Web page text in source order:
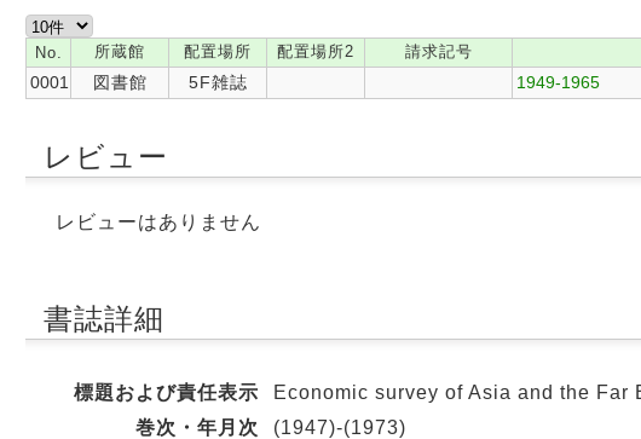
No. 所蔵館 配置場所 配置場所2 請求記号
0001 図書館 5F雑誌 1949-1965
レビュー
レビューはありません
書誌詳細
標題および責任表示
Economic survey of Asia and the
巻次・年月次
(1947)-(1973)